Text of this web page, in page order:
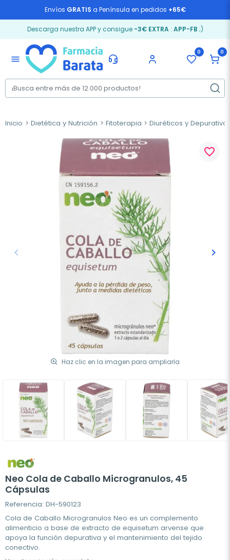
Envíos GRATIS a Península en pedidos +65€
Descarga nuestra APP y consigue -3€ EXTRA: APP-FB ;)
menu
0 0
Inicio Dietética y Nutrición Fitoterapia Diuréticos y
Anterior
keyboard_arrow_left keyboard_arrow_right
Haz clic en la imagen para ampliarla
favorite_border
Neo Cola de Caballo Microgranulos, 45
Cápsulas
Referencia: DH-590123
Cola de Caballo Microgranulos Neo es un complemento
alimenticio a base de extracto de equisetum arvense que
apoya la función depurativa y el mantenimiento del tejido
conectivo.